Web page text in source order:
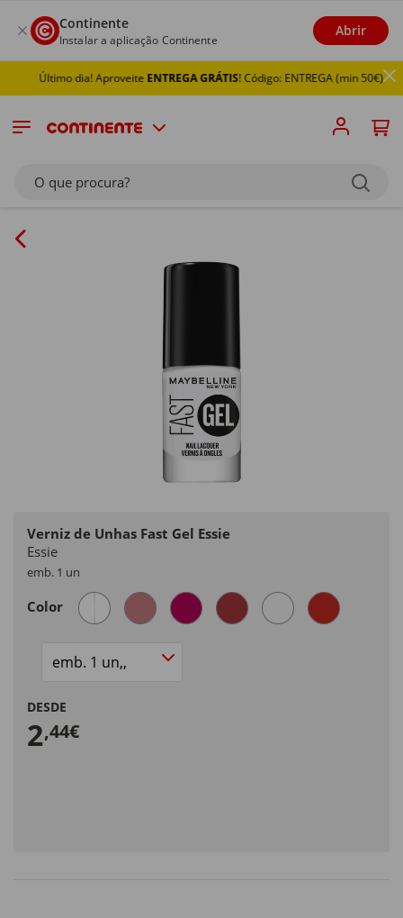
Continente
Instalar a aplicação Continente
Abrir
Último dia! AproveiteENTREGA GRÁTIS! Código: ENTREGA (min 50€)
O que procura?
Verniz de Unhas Fast Gel Essie
Essie
emb. 1 un
Color
Size
DESDE
2,44€